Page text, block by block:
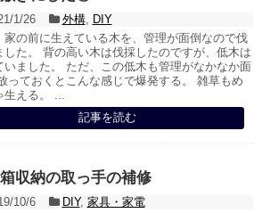
1/26 外構, DIY
家の前に生えている木を、管理が面倒なので伐
した。 背の高い木は伐採したのですが、低木は
いました。 ただ、この低木も管理がなかなか面
っておくとこんな感じで爆発する。 雑草もめ
生える。 ...
記事を読む
収納の取っ手の補修
10/6 DIY, 家具・家電